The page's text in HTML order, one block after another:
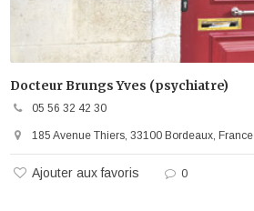
Docteur Brungs Yves (psychiatre)
05 56 32 42 30
185 Avenue Thiers, 33100 Bordeaux, France
Ajouter aux favoris 0